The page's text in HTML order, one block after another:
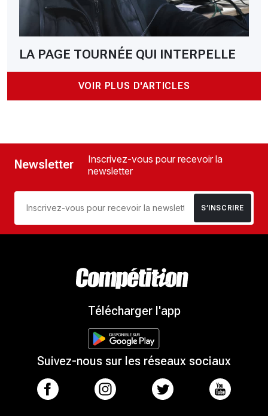
LA PAGE TOURNÉE QUI INTERPELLE
VOIR PLUS D'ARTICLES
Newsletter
Inscrivez-vous pour recevoir la
newsletter
S’INSCRIRE
Télécharger l'app
Suivez-nous sur les réseaux sociaux